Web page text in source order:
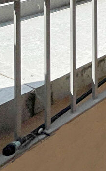
commodités.
une 3e chambre
d'énergie pour un
et 650€
au 1er janvier
comprenant
communes,